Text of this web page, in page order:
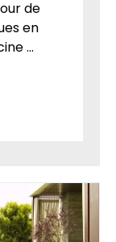
de
en
...